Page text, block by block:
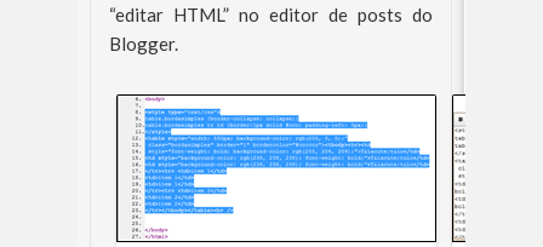
“editar HTML” no editor de posts do
Blogger.